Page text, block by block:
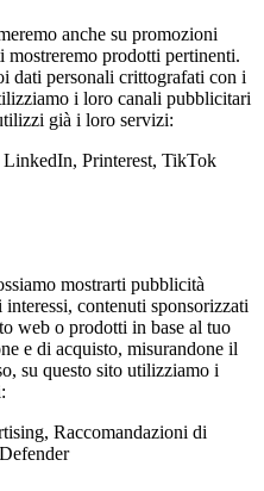
anche su promozioni
mostreremo prodotti pertinenti.
dati personali crittografati con i
i loro canali pubblicitari
già i loro servizi:
Printerest, TikTok
mostrarti pubblicità
contenuti sponsorizzati
web o prodotti in base al tuo
e di acquisto, misurandone il
su questo sito utilizziamo i
Raccomandazioni di